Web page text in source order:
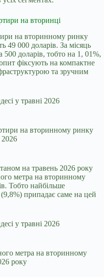
на вторинці
на вторинному ринку
49 000 доларів. За місяць
500 доларів, тобто на 1, 01%,
фіксують на компактне
та зручним
на вторинному ринку
на травень 2026 року
метра на вторинному
Тобто найбільше
припадає саме на цей
метра на вторинному
року